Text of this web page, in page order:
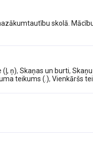
skolā.
(ļ, ņ), Skaņas un burti,
teikums (.), Vienkāršs